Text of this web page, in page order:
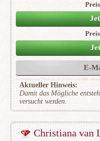
(774)
E-
Aktueller Hinweis:
Damit das Mögliche
versucht werden.
Christiana van